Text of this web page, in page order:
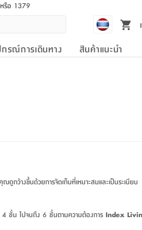
รือ 1379
รณ์การเดินทาง สินค้าแนะนำ
ดูกว้างขึ้นด้วยการจัดเก็บที่เหมาะสมและเป็นระเบียบ
4 ชั้น ไปจนถึง 6 ชั้นตามความต้องการ Index